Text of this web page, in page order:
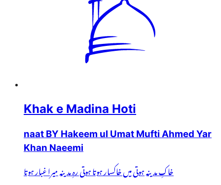
Khak e Madina Hoti
naat BY Hakeem ul Umat Mufti Ahmed Yar
Khan Naeemi
خاکِ مدینہ ہوتی میں خاکسار ہوتا ہوتی رہِ مدینہ میرا غبار ہوتا